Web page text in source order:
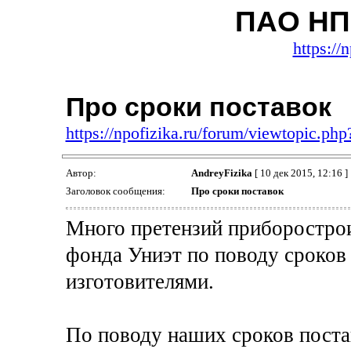
ПАО
https://
Про сроки поставок
https://npofizika.ru/forum/
Автор: AndreyFizika[ 10 дек 2015, 12:16 ]
Заголовок сообщения:
Про сроки поставок
Много претензий
фонда Униэт по поводу
изготовителями.
По поводу наших сроков